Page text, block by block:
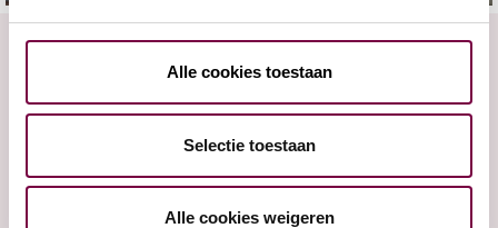
Alle cookies toestaan
Selectie toestaan
Alle cookies weigeren
Nog vragen?
Heb jij nog vragen over onze kringloopwinkels of onze
werking? Bekijk dan zeker onze FAQ! Vind je niet wat
je zoekt? Neem contact met ons op.